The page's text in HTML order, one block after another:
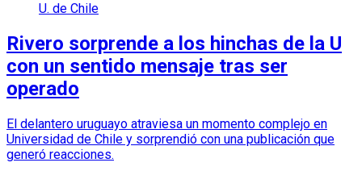
U. de Chile
Rivero sorprende a los hinchas de la U
con un sentido mensaje tras ser
operado
El delantero uruguayo atraviesa un momento complejo en
Universidad de Chile y sorprendió con una publicación que
generó reacciones.